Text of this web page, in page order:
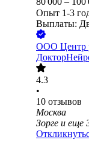
Опыт 1-3
Выплаты:
ООО Центр
4.3
•
10 отзывов
Москва
Зорге и еще